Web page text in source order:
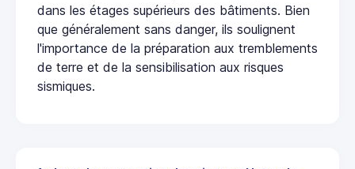
dans les étages supérieurs des bâtiments. Bien
que généralement sans danger, ils soulignent
l'importance de la préparation aux tremblements
de terre et de la sensibilisation aux risques
sismiques.